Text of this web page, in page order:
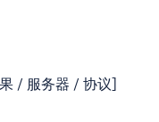
/ 服务器 / 协议]